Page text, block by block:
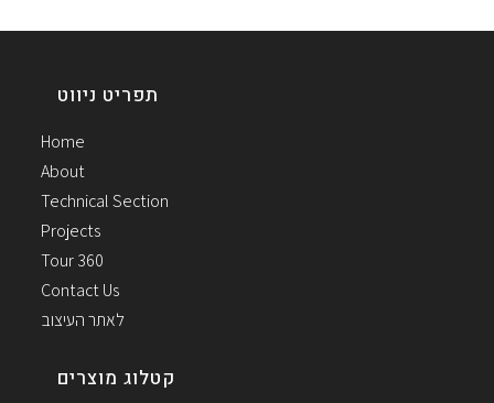
תפריט ניווט
Home
About
Technical Section
Projects
Tour 360
Contact Us
לאתר העיצוב
קטלוג מוצרים